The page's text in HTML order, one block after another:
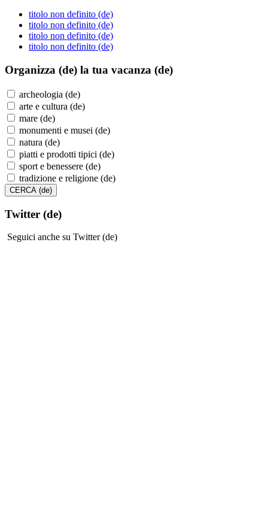
titolo non definito (de)
titolo non definito (de)
titolo non definito (de)
titolo non definito (de)
Organizza (de) la tua vacanza (de)
archeologia (de)
arte e cultura (de)
mare (de)
monumenti e musei (de)
natura (de)
piatti e prodotti tipici (de)
sport e benessere (de)
tradizione e religione (de)
Twitter (de)
Seguici anche su Twitter (de)